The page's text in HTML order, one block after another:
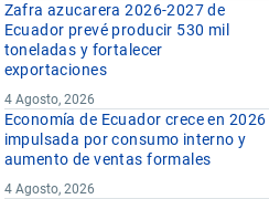
Zafra azucarera 2026-2027 de
Ecuador prevé producir 530 mil
toneladas y fortalecer
exportaciones
4 Agosto, 2026
Economía de Ecuador crece en 2026
impulsada por consumo interno y
aumento de ventas formales
4 Agosto, 2026